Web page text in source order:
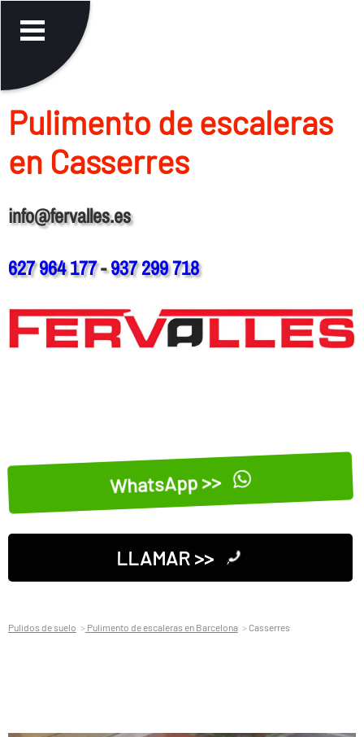
Pulimento de escaleras
en Casserres
info@fervalles.es
627 964 177-937 299 718
WhatsApp >>
LLAMAR >>
Pulidos de suelo Pulimento de escaleras en Barcelona Casserres